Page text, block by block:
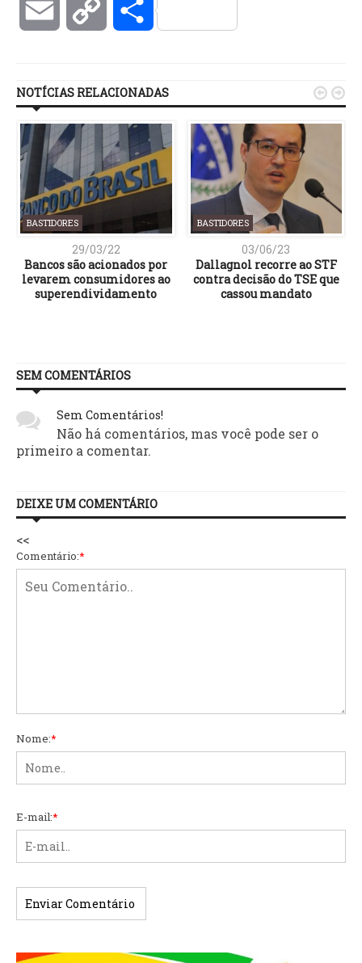
Email Copy Compartilhar
NOTÍCIAS RELACIONADAS
BASTIDORES
29/03/22
Bancos são acionados por
levarem consumidores ao
superendividamento
BASTIDORES
03/06/23
Dallagnol recorre ao STF
contra decisão do TSE que
cassou mandato
 
SEM COMENTÁRIOS
Sem Comentários!
Não há comentários, mas você pode ser o
primeiro a comentar.
DEIXE UM COMENTÁRIO
<<
Comentário:*
Nome:*
E-mail:*